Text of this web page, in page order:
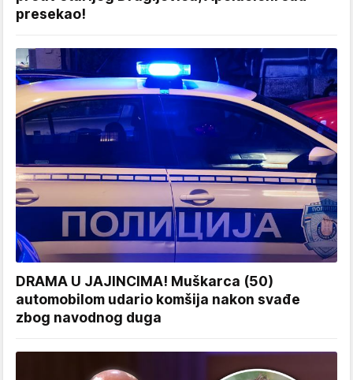
presekao!
DRAMA U JAJINCIMA! Muškarca (50)
automobilom udario komšija nakon svađe
zbog navodnog duga